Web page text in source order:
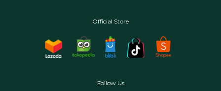
Official Store
Follow Us